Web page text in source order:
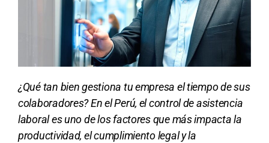
¿Qué tan bien gestiona tu empresa el tiempo de sus
colaboradores? En el Perú, el control de asistencia
laboral es uno de los factores que más impacta la
productividad, el cumplimiento legal y la